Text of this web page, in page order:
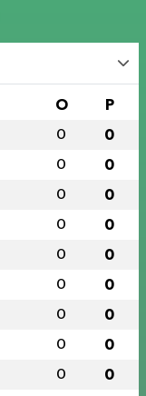
O P
0 0
0 0
0 0
0 0
0 0
0 0
0 0
0 0
0 0